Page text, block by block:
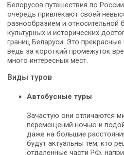
Белорусов путешествия по
очередь привлекают своей
разнообразием и относительной
культурных и исторических
границ Беларуси. Это
ведь за короткий промежуток
много интересных мест.
Виды туров
Автобусные туры
Зачастую они отличаются
перемещений ночью и
даже на большие
будут актуальны тем, кто
отдаленные части РФ,